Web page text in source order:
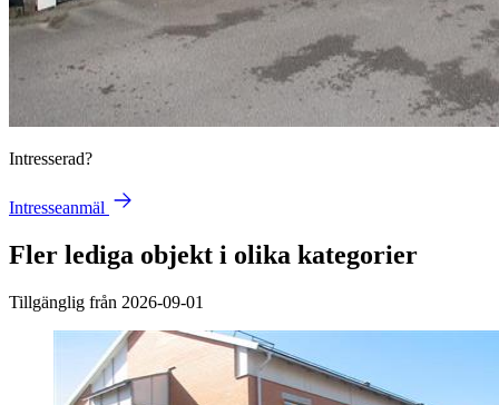
Intresserad?
Intresseanmäl
Fler lediga objekt i olika kategorier
Tillgänglig från 2026-09-01